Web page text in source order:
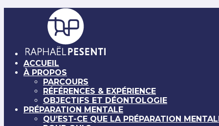
ACCUEIL
À PROPOS
PARCOURS
RÉFÉRENCES & EXPÉRIENCE
OBJECTIFS ET DÉONTOLOGIE
PRÉPARATION MENTALE
QU’EST-CE QUE LA PRÉPARATION